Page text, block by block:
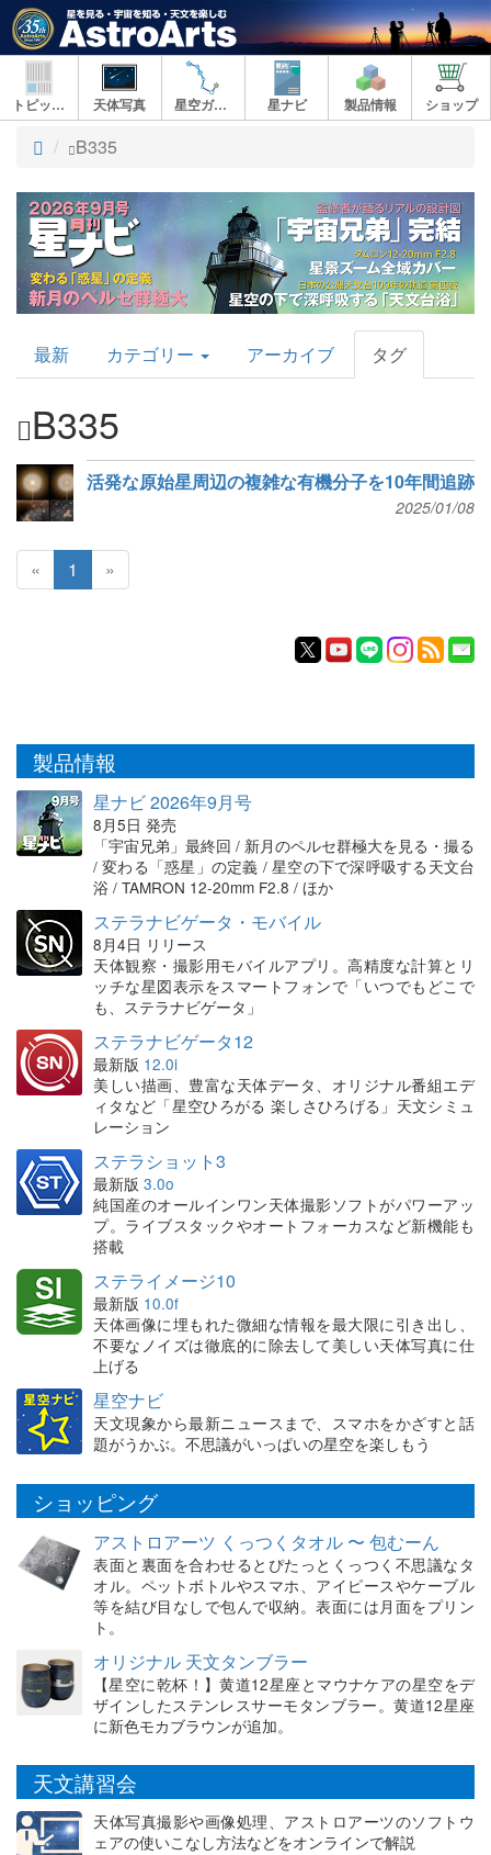
トピックス 天体写真 星空ガイド 星ナビ 製品情報 ショップ
ト
プ
B335
AstroArts
Topics
最新 カテゴリー アーカイブ タグ
B335
活発な原始星周辺の複雑な有機分子を10年間追跡
2025/01/08
« 1 »
製品情報
星ナビ 2026年9月号
8月5日 発売
「宇宙兄弟」最終回 / 新月のペルセ群極大を見る・撮る
/ 変わる「惑星」の定義 / 星空の下で深呼吸する天文台
浴 / TAMRON 12-20mm F2.8 / ほか
ステラナビゲータ・モバイル
8月4日 リリース
天体観察・撮影用モバイルアプリ。高精度な計算とリ
ッチな星図表示をスマートフォンで「いつでもどこで
も、ステラナビゲータ」
ステラナビゲータ12
最新版 12.0i
美しい描画、豊富な天体データ、オリジナル番組エデ
ィタなど「星空ひろがる 楽しさひろげる」天文シミュ
レーション
ステラショット3
最新版 3.0o
純国産のオールインワン天体撮影ソフトがパワーアッ
プ。ライブスタックやオートフォーカスなど新機能も
搭載
ステライメージ10
最新版 10.0f
天体画像に埋もれた微細な情報を最大限に引き出し、
不要なノイズは徹底的に除去して美しい天体写真に仕
上げる
星空ナビ
天文現象から最新ニュースまで、スマホをかざすと話
題がうかぶ。不思議がいっぱいの星空を楽しもう
ショッピング
アストロアーツ くっつくタオル 〜 包むーん
表面と裏面を合わせるとぴたっとくっつく不思議なタ
オル。ペットボトルやスマホ、アイピースやケーブル
等を結び目なしで包んで収納。表面には月面をプリン
ト。
オリジナル 天文タンブラー
【星空に乾杯！】黄道12星座とマウナケアの星空をデ
ザインしたステンレスサーモタンブラー。黄道12星座
に新色モカブラウンが追加。
天文講習会
天体写真撮影や画像処理、アストロアーツのソフトウ
ェアの使いこなし方法などをオンラインで解説